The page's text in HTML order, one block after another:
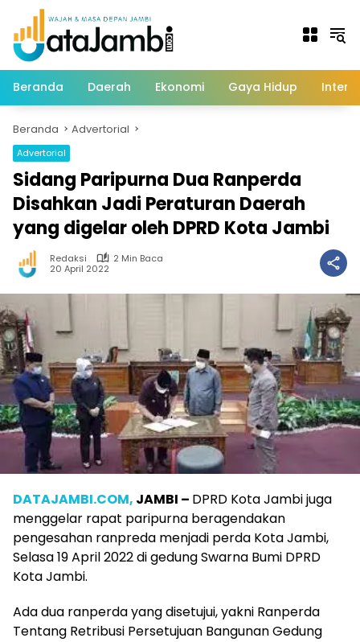
Langsung
konten
Beranda Daerah Ekonomi Gaya Hidup
Beranda Advertorial
Advertorial
Sidang Paripurna Dua Ranperda
Disahkan Jadi Peraturan Daerah
yang digelar oleh DPRD Kota Jambi
Redaksi
2 Min Baca
20 April 2022
DATAJAMBI.COM, JAMBI – DPRD Kota Jambi juga
menggelar rapat paripurna beragendakan
pengesahan ranpreda menjadi perda Kota Jambi,
Selasa 19 April 2022 di gedung Swarna Bumi DPRD
Kota Jambi.
Ada dua ranperda yang disetujui, yakni Ranperda
Tentang Retribusi Persetujuan Bangunan Gedung